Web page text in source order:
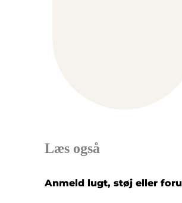
Læs også
Anmeld lugt, støj eller